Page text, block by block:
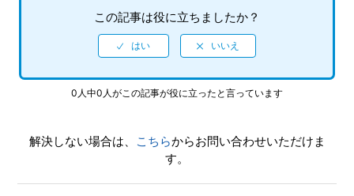
【PS5/ソニックレーシング クロスワールド】Steam／Epic
Games Store 版の問い合わせ先はどこですか
【PS5/ソニックレーシング クロスワールド】プレイ動画や
ゲーム画面写真を、動画サイト／SNS等で公開してもいいで
この記事は役に立ちましたか？
0人中0人がこの記事が役に立ったと言っています
解決しない場合は、 こちらからお問い合わせいただけま
す。